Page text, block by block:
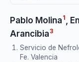
Pablo Molina 1
Arancibia3
Servicio de
Fe. Valencia